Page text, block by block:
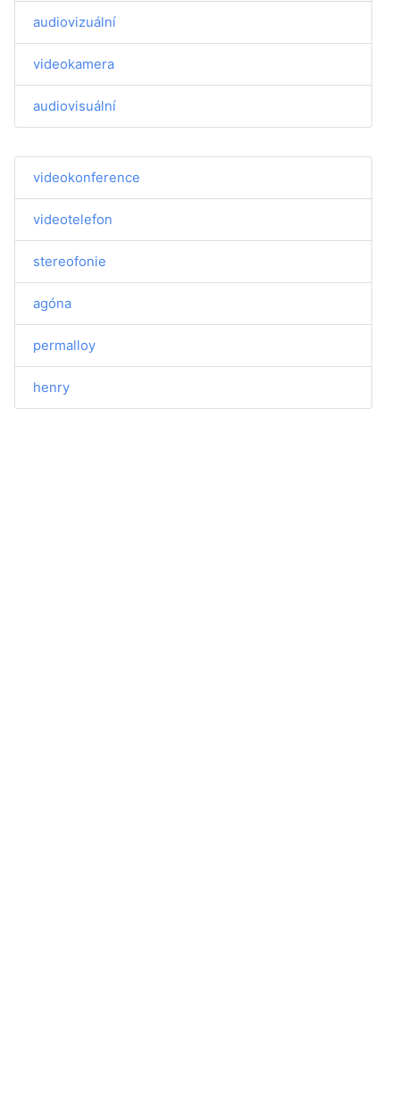
audiovizuální
videokamera
audiovisuální
videokonference
videotelefon
stereofonie
agóna
permalloy
henry